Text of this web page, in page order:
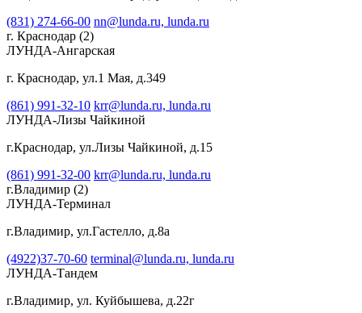
(831) 274-66-00 nn@lunda.ru, lunda.ru
г. Краснодар (2)
ЛУНДА-Ангарская
г. Краснодар, ул.1 Мая, д.349
(861) 991-32-10 krr@lunda.ru, lunda.ru
ЛУНДА-Лизы Чайкиной
г.Краснодар, ул.Лизы Чайкиной, д.15
(861) 991-32-00 krr@lunda.ru, lunda.ru
г.Владимир (2)
ЛУНДА-Терминал
г.Владимир, ул.Гастелло, д.8а
(4922)37-70-60 terminal@lunda.ru, lunda.ru
ЛУНДА-Тандем
г.Владимир, ул. Куйбышева, д.22г